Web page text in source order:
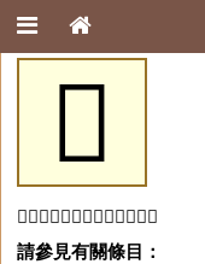
𢏕
「𢏕」字未收錄於本資料庫。
請參見有關條目：